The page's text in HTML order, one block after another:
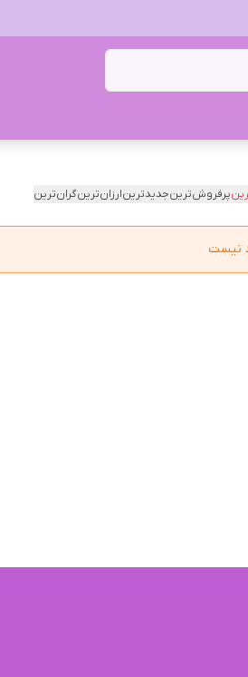
پرفروش‌ترینجدیدترینارزان‌ترینگران‌ترین
نیست